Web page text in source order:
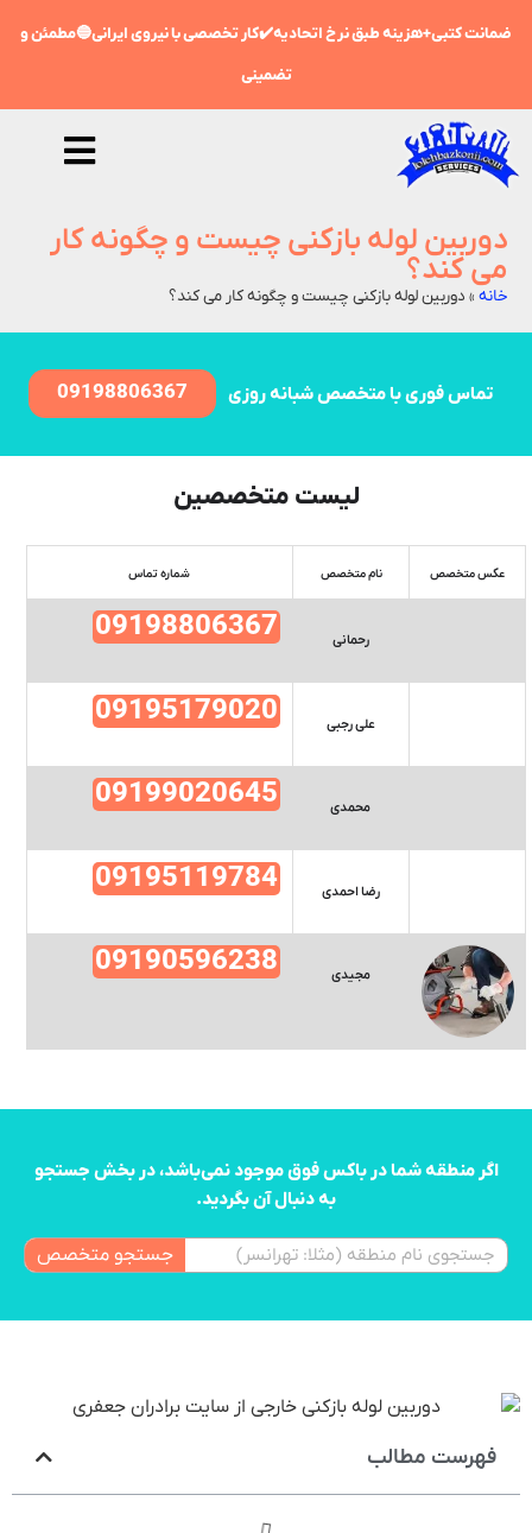
ضمانت کتبی+هزینه طبق نرخ اتحادیه✔️کار تخصصی با نیروی ایرانی🔵مطمئن و
تضمینی
دوربین لوله‌ بازکنی چیست و چگونه کار
می‌ کند؟
خانه » دوربین لوله‌ بازکنی چیست و چگونه کار می‌ کند؟
تماس فوری با متخصص شبانه روزی 09198806367
لیست متخصصین
عکس متخصص نام متخصص شماره تماس
رحمانی 09198806367
علی رجبی 09195179020
محمدی 09199020645
رضا احمدی 09195119784
مجیدی 09190596238
اگر منطقه شما در باکس فوق موجود نمی‌باشد، در بخش جستجو
به دنبال آن بگردید.
جستجو متخصص
فهرست مطالب